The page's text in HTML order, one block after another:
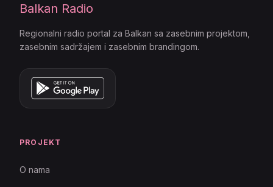
Balkan Radio
Regionalni radio portal za Balkan sa zasebnim projektom,
zasebnim sadržajem i zasebnim brandingom.
PROJEKT
O nama